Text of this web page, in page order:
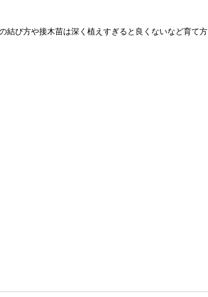
結び方や接木苗は深く植えすぎると良くないなど育て方